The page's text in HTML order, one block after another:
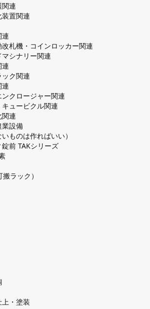
連
置関連
札機・コインロッカー関連
シナリー関連
ク関連
連
クロージャー関連
ュービクル関連
連
業設備
ものは作ればいい）
前 TAKシリーズ
ラック）
・塗装